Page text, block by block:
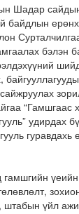
Шадар
байдлын
бэлэн
“Гамшгаас
удирдах
гамшгийн
штабын үйл